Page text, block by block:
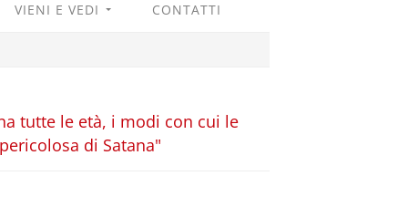
VIENI E VEDI CONTATTI
tutte le età, i modi con cui le
di Satana"